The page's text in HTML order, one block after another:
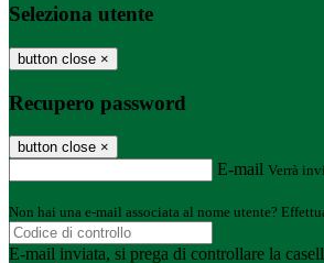
Seleziona utente
button close ×
Recupero password
button close ×
E-mail Verrà
Non hai una e-mail associata al nome utente?
E-mail inviata, si prega di controllare la